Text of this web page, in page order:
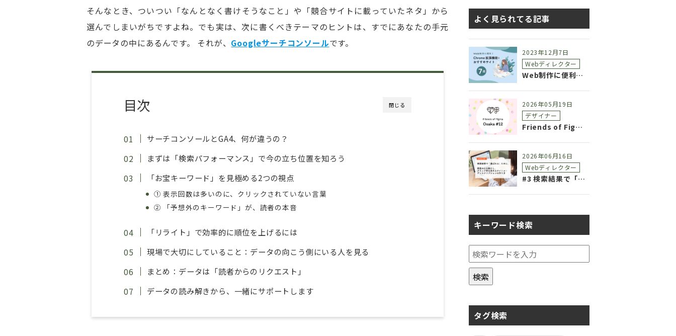
そんなとき、ついつい「なんとなく書けそうなこと」や「競合サイトに載っていたネタ」から
選んでしまいがちですよね。でも実は、次に書くべきテーマのヒントは、すでにあなたの手元
のデータの中にあるんです。 それが、 Googleサーチコンソールです。
閉じる
目次
サーチコンソールとGA4、何が違うの？
まずは「検索パフォーマンス」で今の立ち位置を知ろう
「お宝キーワード」を見極める2つの視点
① 表示回数は多いのに、クリックされていない言葉
② 「予想外のキーワード」が、読者の本音
「リライト」で効率的に順位を上げるには
現場で大切にしていること：データの向こう側にいる人を見る
まとめ：データは「読者からのリクエスト」
データの読み解きから、一緒にサポートします
よく見られてる記事
2023年12月7日
Webディレクター
Web制作に便利！Chrome拡張機能とおすすめサイト7選
2026年05月19日
デザイナー
Friends of Figma OSAKA #12 参加レポート
2026年06月16日
Webディレクター
#3 検索結果で「選ばれる」ために。読者の心を動かし、クリック率を高めるタイトル・ディスクリプションの作り方
キーワード検索
タグ検索